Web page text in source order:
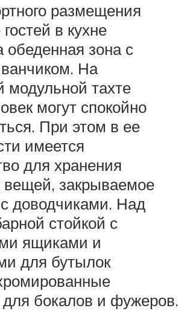
размещения
в кухне
обеденная зона с
На
модульной тахте
могут спокойно
При этом в ее
имеется
для хранения
вещей, закрываемое
доводчиками. Над
стойкой с
ящиками и
для бутылок
бокалов и фужеров.